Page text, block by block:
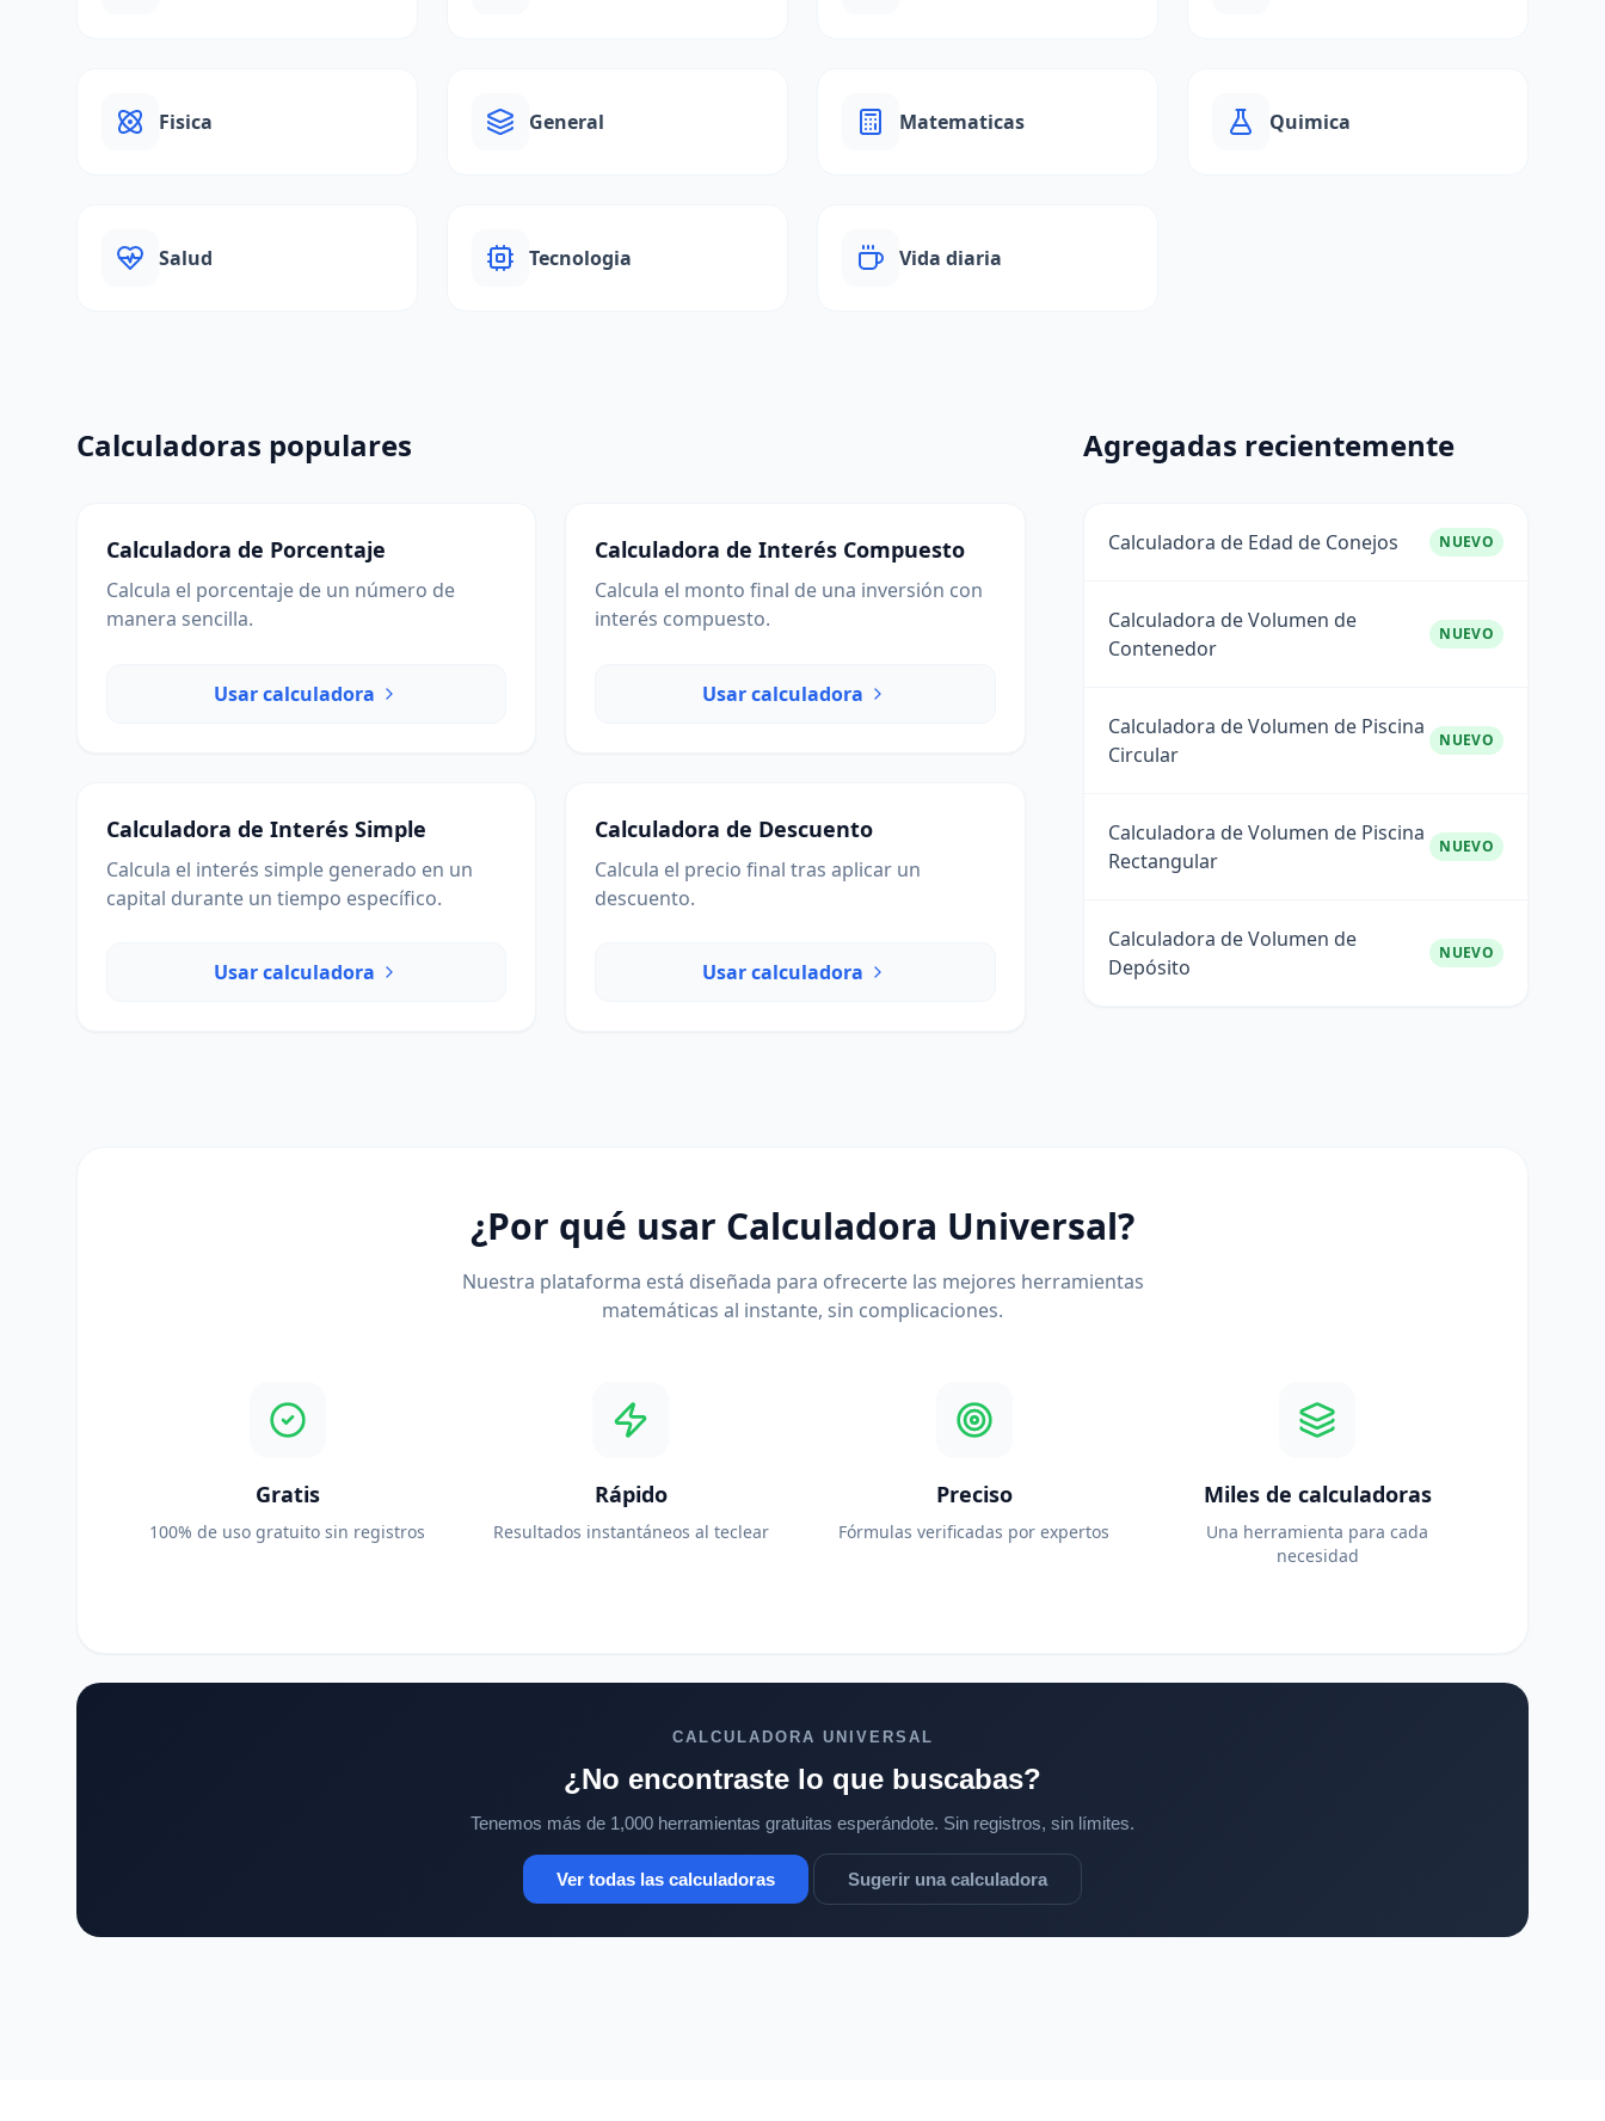
Fisica General Matematicas Quimica
Salud Tecnologia Vida diaria
Calculadoras populares
Calculadora de Porcentaje
Calcula el porcentaje de un número de
manera sencilla.
Usar calculadora
Calculadora de Interés Compuesto
Calcula el monto final de una inversión con
interés compuesto.
Usar calculadora
Calculadora de Interés Simple
Calcula el interés simple generado en un
capital durante un tiempo específico.
Usar calculadora
Calculadora de Descuento
Calcula el precio final tras aplicar un
descuento.
Usar calculadora
Agregadas recientemente
Calculadora de Edad de Conejos NUEVO
Calculadora de Volumen de
Contenedor
NUEVO
Calculadora de Volumen de Piscina
Circular
NUEVO
Calculadora de Volumen de Piscina
Rectangular
NUEVO
Calculadora de Volumen de
Depósito
NUEVO
¿Por qué usar Calculadora Universal?
Nuestra plataforma está diseñada para ofrecerte las mejores herramientas
matemáticas al instante, sin complicaciones.
Gratis
100% de uso gratuito sin registros
Rápido
Resultados instantáneos al teclear
Preciso
Fórmulas verificadas por expertos
Miles de calculadoras
Una herramienta para cada
necesidad
CALCULADORA UNIVERSAL
¿No encontraste lo que buscabas?
Tenemos más de 1,000 herramientas gratuitas esperándote. Sin registros, sin límites.
Ver todas las calculadoras Sugerir una calculadora